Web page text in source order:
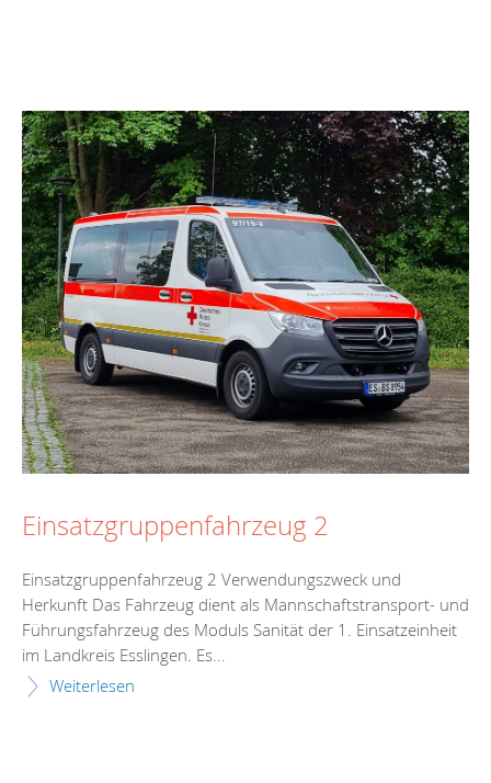
Einsatzgruppenfahrzeug 2
Einsatzgruppenfahrzeug 2 Verwendungszweck und
Herkunft Das Fahrzeug dient als Mannschaftstransport- und
Führungsfahrzeug des Moduls Sanität der 1. Einsatzeinheit
im Landkreis Esslingen. Es...
Weiterlesen